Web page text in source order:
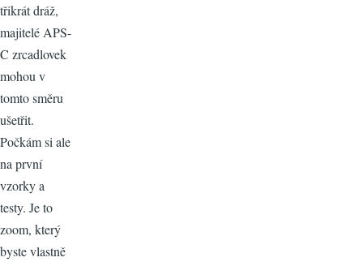
třikrát dráž,
majitelé APS-
C zrcadlovek
mohou v
tomto směru
ušetřit.
Počkám si ale
na první
vzorky a
testy. Je to
zoom, který
byste vlastně